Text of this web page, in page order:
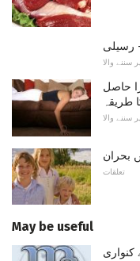
سننے والا
حاصل
طریقہ
سننے والا
بحران
تعلقات
May be useful
کنواری